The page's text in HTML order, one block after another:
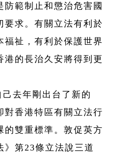
防範制止和懲治危害國
要求。有關立法有利於
福祉，有利於保護世界
港的長治久安將得到更
去年剛出台了新的
對香港特區有關立法行
的雙重標準。敦促英方
》第23條立法說三道